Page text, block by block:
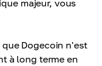
majeur, vous
Dogecoin n'est
à long terme en